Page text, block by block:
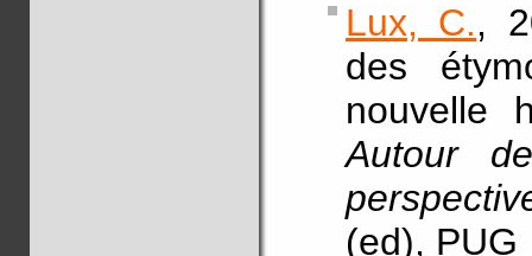
Lux, C.,
des
nouvelle
Autour
(ed), PUG